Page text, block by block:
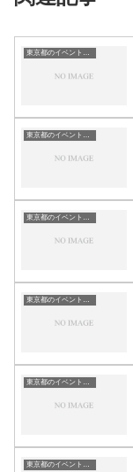
東京都のイベント会場一覧
東京都のイベント会場一覧
東京都のイベント会場一覧
東京都のイベント会場一覧
東京都のイベント会場一覧
東京都のイベント会場一覧